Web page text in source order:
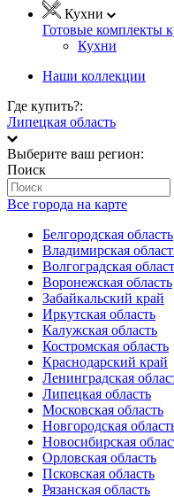
Кухни
Готовые комплекты
Кухни
Наши коллекции
Где купить?:
Липецкая область
Выберите ваш регион:
Поиск
Все города на карте
Белгородская область
Владимирская
Волгоградская
Воронежская область
Забайкальский край
Иркутская область
Калужская область
Костромская область
Краснодарский край
Ленинградская
Липецкая область
Московская область
Новгородская
Новосибирская
Орловская область
Псковская область
Рязанская область